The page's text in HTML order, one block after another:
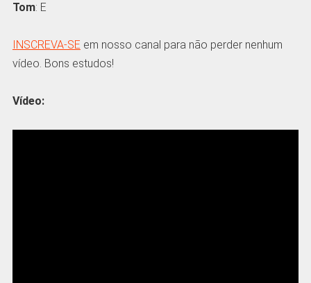
Tom: E
INSCREVA-SE em nosso canal para não perder nenhum
vídeo. Bons estudos!
Vídeo: